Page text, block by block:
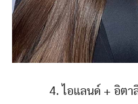
4. ไอแลนด์ + อิตา